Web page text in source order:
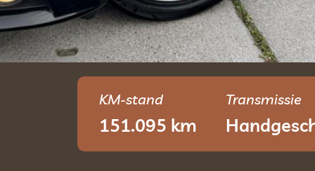
KM-stand
151.095 km
Transmissie